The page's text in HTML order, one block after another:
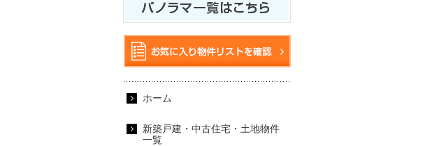
ホーム
新築戸建・中古住宅・土地物件
一覧